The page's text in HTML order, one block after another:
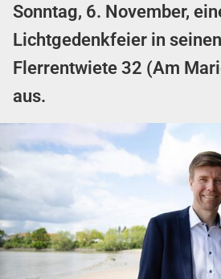
Sonntag, 6. November,
Lichtgedenkfeier in
Flerrentwiete 32 (Am
aus.